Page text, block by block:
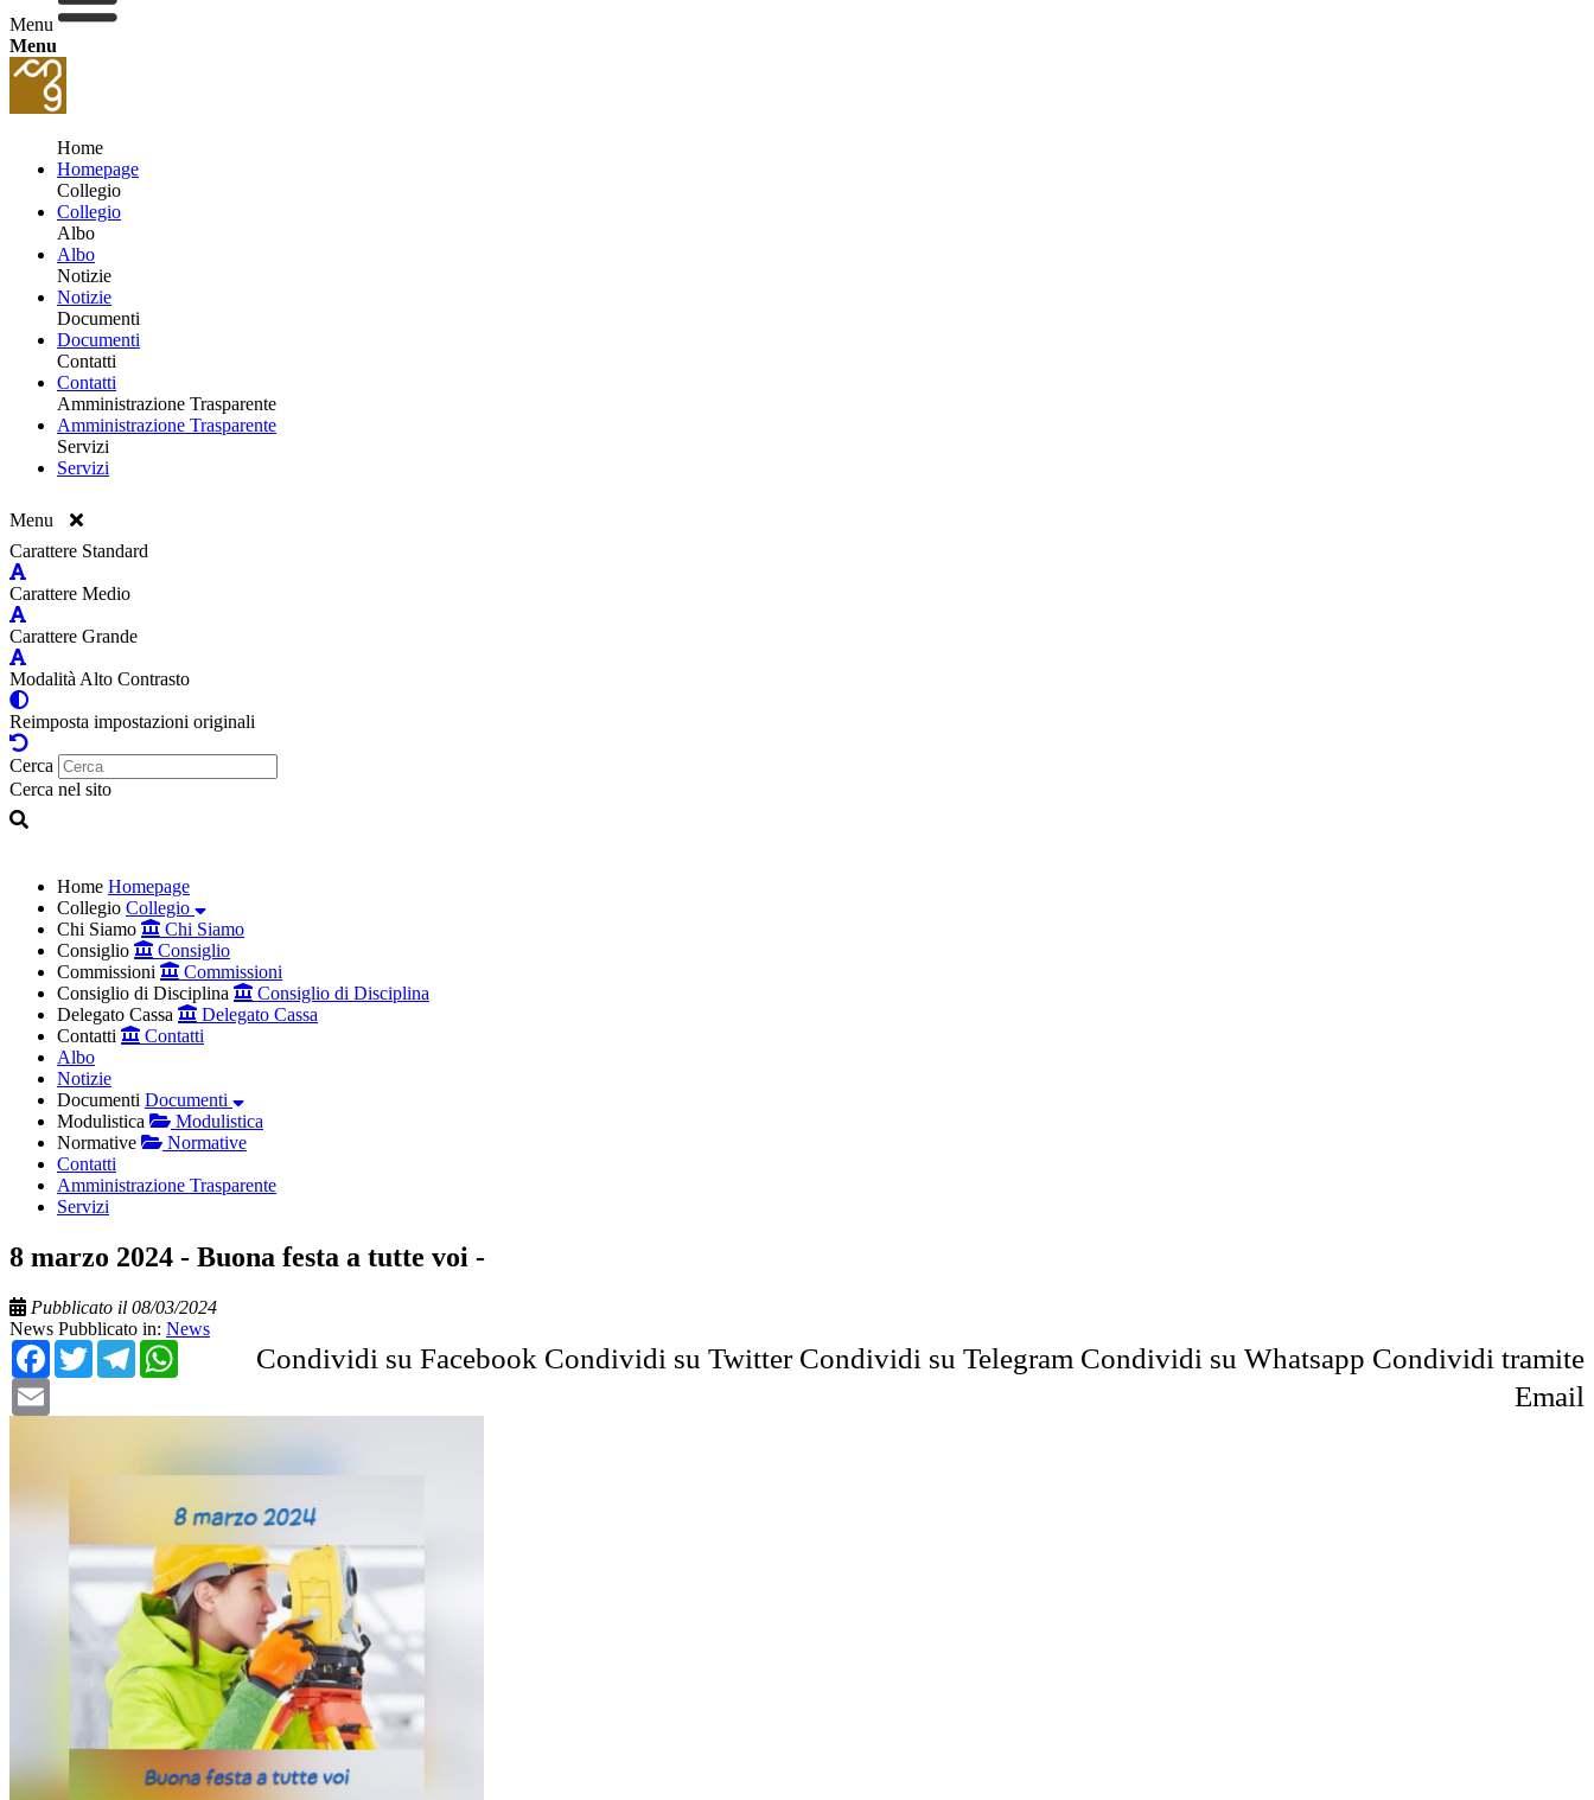
Menu
Menu
Home
Homepage
Collegio
Collegio
Albo
Albo
Notizie
Notizie
Documenti
Documenti
Contatti
Contatti
Amministrazione Trasparente
Amministrazione Trasparente
Servizi
Servizi
Menu
Carattere Standard
Carattere Medio
Carattere Grande
Modalità Alto Contrasto
Reimposta impostazioni originali
Cerca
Cerca nel sito
Home Homepage
Collegio Collegio
Chi Siamo
Chi Siamo
Consiglio
Consiglio
Commissioni
Commissioni
Consiglio di Disciplina
Consiglio di Disciplina
Delegato Cassa
Delegato Cassa
Contatti
Contatti
Albo
Notizie
Documenti Documenti
Modulistica
Modulistica
Normative
Normative
Contatti
Amministrazione Trasparente
Servizi
8 marzo 2024 - Buona festa a tutte voi -
Pubblicato il 08/03/2024
News Pubblicato in: News
Condividi su Facebook
Facebook Condividi su Twitter
Twitter Condividi su Telegram
Telegram Condividi su Whatsapp
WhatsApp
Condividi tramite
Email
Email